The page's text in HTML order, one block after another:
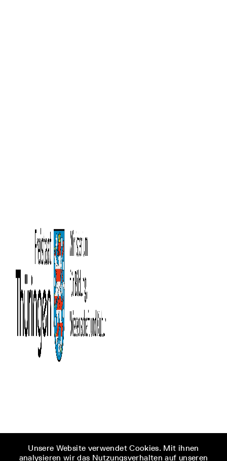
Unsere Website verwendet Cookies. Mit ihnen
analysieren wir das Nutzungsverhalten auf unseren